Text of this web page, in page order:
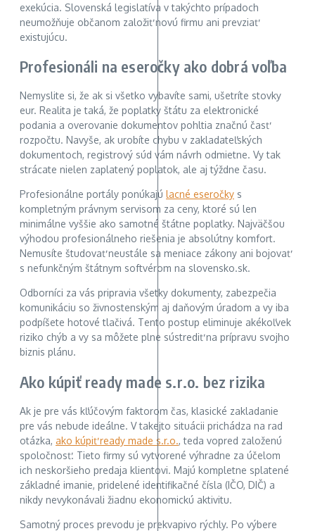
exekúcia. Slovenská legislatíva v takýchto prípadoch
neumožňuje občanom založiť novú firmu ani prevziať
existujúcu.
Profesionáli na eseročky ako dobrá voľba
Nemyslite si, že ak si všetko vybavíte sami, ušetríte stovky
eur. Realita je taká, že poplatky štátu za elektronické
podania a overovanie dokumentov pohltia značnú časť
rozpočtu. Navyše, ak urobíte chybu v zakladateľských
dokumentoch, registrový súd vám návrh odmietne. Vy tak
strácate nielen zaplatený poplatok, ale aj týždne času.
Profesionálne portály ponúkajú lacné eseročky s
kompletným právnym servisom za ceny, ktoré sú len
minimálne vyššie ako samotné štátne poplatky. Najväčšou
výhodou profesionálneho riešenia je absolútny komfort.
Nemusíte študovať neustále sa meniace zákony ani bojovať
s nefunkčným štátnym softvérom na slovensko.sk.
Odborníci za vás pripravia všetky dokumenty, zabezpečia
komunikáciu so živnostenským aj daňovým úradom a vy iba
podpíšete hotové tlačivá. Tento postup eliminuje akékoľvek
riziko chýb a vy sa môžete plne sústrediť na prípravu svojho
biznis plánu.
Ako kúpiť ready made s.r.o. bez rizika
Ak je pre vás kľúčovým faktorom čas, klasické zakladanie
pre vás nebude ideálne. V takejto situácii prichádza na rad
otázka, ako kúpiť ready made s.r.o., teda vopred založenú
spoločnosť. Tieto firmy sú vytvorené výhradne za účelom
ich neskoršieho predaja klientovi. Majú kompletne splatené
základné imanie, pridelené identifikačné čísla (IČO, DIČ) a
nikdy nevykonávali žiadnu ekonomickú aktivitu.
Samotný proces prevodu je prekvapivo rýchly. Po výbere